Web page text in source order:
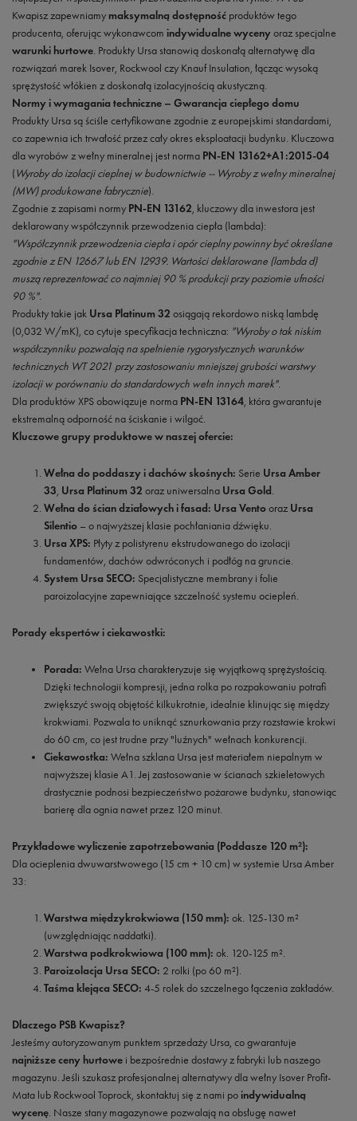
Kwapisz zapewniamy maksymalną dostępność produktów tego
producenta, oferując wykonawcom indywidualne wycenyoraz specjalne
warunki hurtowe. Produkty Ursa stanowią doskonałą alternatywę dla
rozwiązań marek Isover, Rockwool czy Knauf Insulation, łącząc wysoką
sprężystość włókien z doskonałą izolacyjnością akustyczną.
Normy i wymagania techniczne – Gwarancja ciepłego domu
Produkty Ursa są ściśle certyfikowane zgodnie z europejskimi standardami,
co zapewnia ich trwałość przez cały okres eksploatacji budynku. Kluczowa
dla wyrobów z wełny mineralnej jest norma PN-EN 13162+A1:2015-04
(Wyroby do izolacji cieplnej w budownictwie -- Wyroby z wełny mineralnej
(MW) produkowane fabrycznie).
Zgodnie z zapisami normy PN-EN 13162, kluczowy dla inwestora jest
deklarowany współczynnik przewodzenia ciepła (lambda):
"Współczynnik przewodzenia ciepła i opór cieplny powinny być określane
zgodnie z EN 12667 lub EN 12939. Wartości deklarowane (lambda d)
muszą reprezentować co najmniej 90 % produkcji przy poziomie ufności
90 %".
Produkty takie jak Ursa Platinum 32 osiągają rekordowo niską lambdę
(0,032 W/mK), co cytuje specyfikacja techniczna: "Wyroby o tak niskim
współczynniku pozwalają na spełnienie rygorystycznych warunków
technicznych WT 2021 przy zastosowaniu mniejszej grubości warstwy
izolacji w porównaniu do standardowych wełn innych marek".
Dla produktów XPS obowiązuje norma PN-EN 13164, która gwarantuje
ekstremalną odporność na ściskanie i wilgoć.
Kluczowe grupy produktowe w naszej ofercie:
Wełna do poddaszy i dachów skośnych: Serie Ursa Amber
33, Ursa Platinum 32 oraz uniwersalna Ursa Gold.
Wełna do ścian działowych i fasad: Ursa Ventooraz Ursa
Silentio – o najwyższej klasie pochłaniania dźwięku.
Ursa XPS: Płyty z polistyrenu ekstrudowanego do izolacji
fundamentów, dachów odwróconych i podłóg na gruncie.
System Ursa SECO: Specjalistyczne membrany i folie
paroizolacyjne zapewniające szczelność systemu ociepleń.
Porady ekspertów i ciekawostki:
Porada: Wełna Ursa charakteryzuje się wyjątkową sprężystością.
Dzięki technologii kompresji, jedna rolka po rozpakowaniu potrafi
zwiększyć swoją objętość kilkukrotnie, idealnie klinując się między
krokwiami. Pozwala to uniknąć sznurkowania przy rozstawie krokwi
do 60 cm, co jest trudne przy "luźnych" wełnach konkurencji.
Ciekawostka: Wełna szklana Ursa jest materiałem niepalnym w
najwyższej klasie A1. Jej zastosowanie w ścianach szkieletowych
drastycznie podnosi bezpieczeństwo pożarowe budynku, stanowiąc
barierę dla ognia nawet przez 120 minut.
Przykładowe wyliczenie zapotrzebowania (Poddasze 120 m²):
Dla ocieplenia dwuwarstwowego (15 cm + 10 cm) w systemie Ursa Amber
33:
Warstwa międzykrokwiowa (150 mm): ok. 125-130 m²
(uwzględniając naddatki).
Warstwa podkrokwiowa (100 mm): ok. 120-125 m².
Paroizolacja Ursa SECO: 2 rolki (po 60 m²).
Taśma klejąca SECO: 4-5 rolek do szczelnego łączenia zakładów.
Dlaczego PSB Kwapisz?
Jesteśmy autoryzowanym punktem sprzedaży Ursa, co gwarantuje
najniższe ceny hurtowe i bezpośrednie dostawy z fabryki lub naszego
magazynu. Jeśli szukasz profesjonalnej alternatywy dla wełny Isover Profit-
Mata lub Rockwool Toprock, skontaktuj się z nami po indywidualną
wycenę. Nasze stany magazynowe pozwalają na obsługę nawet